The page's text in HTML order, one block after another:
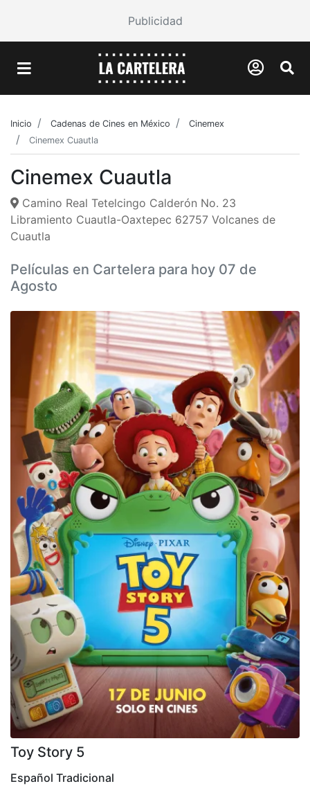
Publicidad
Inicio Cadenas de Cines en México
Cinemex
Cinemex Cuautla
Cinemex Cuautla
Camino Real Tetelcingo Calderón No. 23
Libramiento Cuautla-Oaxtepec 62757 Volcanes de
Cuautla
Películas en Cartelera para hoy 07 de
Agosto
Toy Story 5
Español Tradicional